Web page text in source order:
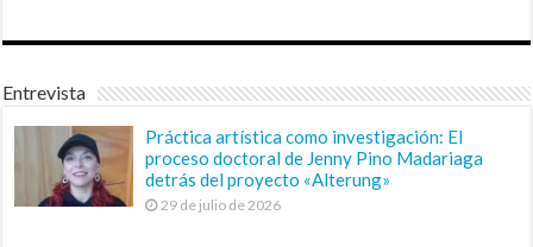
Entrevista
Práctica artística como investigación: El
proceso doctoral de Jenny Pino Madariaga
detrás del proyecto «Alterung»
29 de julio de 2026